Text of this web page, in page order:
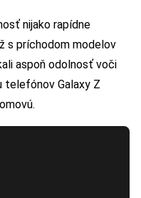
nijako rapídne
s príchodom modelov
aspoň odolnosť voči
telefónov Galaxy Z